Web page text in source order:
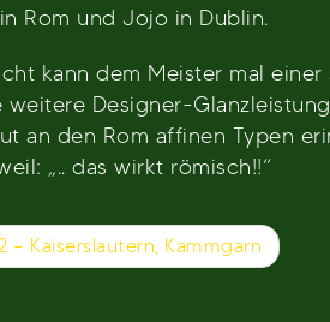
Rom und Jojo in Dublin.
kann dem Meister mal einer
Designer-
an den Rom affinen Typen
„.. das wirkt römisch!!“
– Kaiserslautern, Kammgarn